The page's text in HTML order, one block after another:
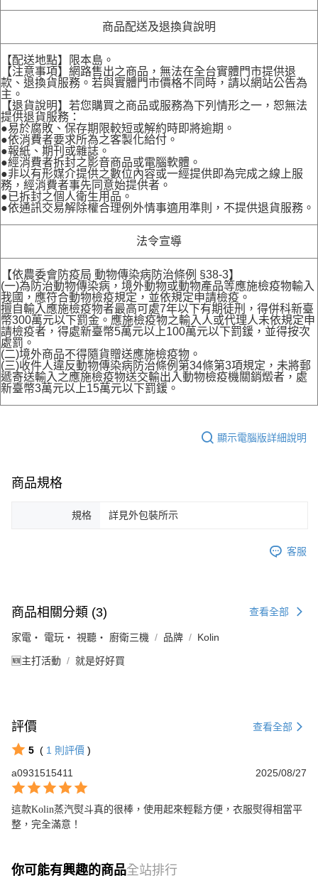
商品配送及退換貨說明
【配送地點】限本島。
【注意事項】網路售出之商品，無法在全台實體門市提供退
款、退換貨服務。若與實體門市價格不同時，請以網站公告為
主。
【退貨說明】若您購買之商品或服務為下列情形之一，恕無法
提供退貨服務：
●易於腐敗、保存期限較短或解約時即將逾期。
●依消費者要求所為之客製化給付。
●報紙、期刊或雜誌。
●經消費者拆封之影音商品或電腦軟體。
●非以有形媒介提供之數位內容或一經提供即為完成之線上服
務，經消費者事先同意始提供者。
●已拆封之個人衛生用品。
●依通訊交易解除權合理例外情事適用準則，不提供退貨服務。
法令宣導
【依農委會防疫局 動物傳染病防治條例 §38-3】
(一)為防治動物傳染病，境外動物或動物產品等應施檢疫物輸入
我國，應符合動物檢疫規定，並依規定申請檢疫。
擅自輸入應施檢疫物者最高可處7年以下有期徒刑，得併科新臺
幣300萬元以下罰金。應施檢疫物之輸入人或代理人未依規定申
請檢疫者，得處新臺幣5萬元以上100萬元以下罰鍰，並得按次
處罰。
(二)境外商品不得隨貨贈送應施檢疫物。
(三)收件人違反動物傳染病防治條例第34條第3項規定，未將郵
遞寄送輸入之應施檢疫物送交輸出入動物檢疫機關銷燬者，處
新臺幣3萬元以上15萬元以下罰鍰。
顯示電腦版詳細說明
商品規格
規格 詳見外包裝所示
客服
商品相關分類 (3) 查看全部
家電・ 電玩・ 視聽・ 廚衛三機 品牌 Kolin
🆕主打活動 就是好好買
評價 查看全部
5 ( 1 則評價 )
a0931515411
2025/08/27
這款Kolin蒸汽熨斗真的很棒，使用起來輕鬆方便，衣服熨得相當平
整，完全滿意！
你可能有興趣的商品全站排行